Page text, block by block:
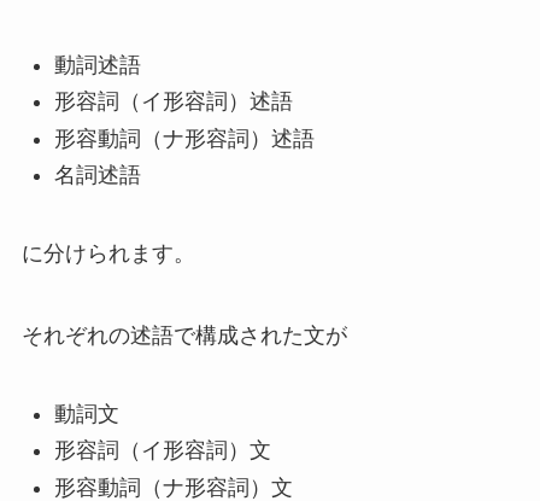
動詞述語
形容詞（イ形容詞）述語
形容動詞（ナ形容詞）述語
名詞述語
に分けられます。
それぞれの述語で構成された文が
動詞文
形容詞（イ形容詞）文
形容動詞（ナ形容詞）文